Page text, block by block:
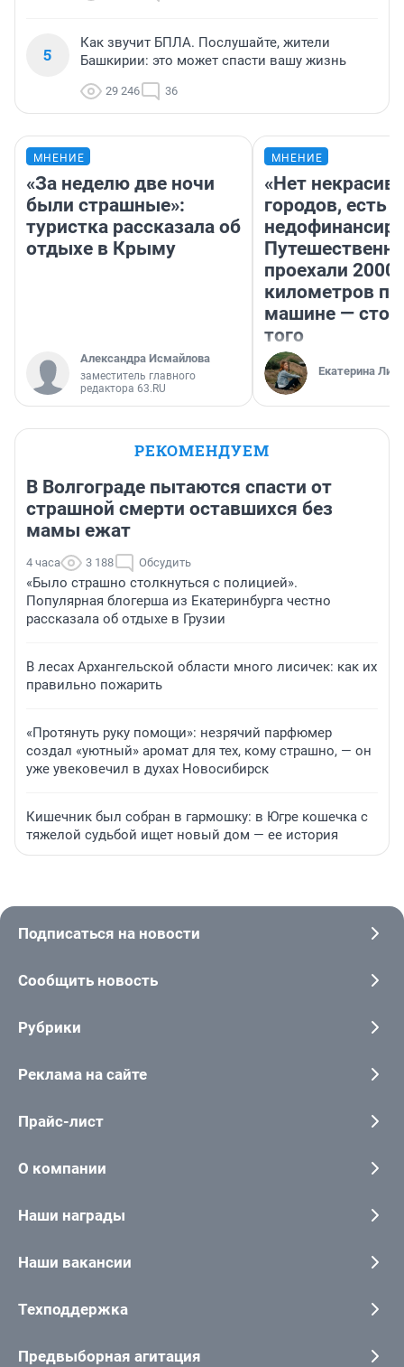
5
Как звучит БПЛА. Послушайте, жители
Башкирии: это может спасти вашу жизнь
29 246 36
МНЕНИЕ
«За неделю две ночи
были страшные»:
туристка рассказала об
отдыхе в Крыму
Александра Исмайлова
заместитель главного
редактора 63.RU
МНЕНИЕ
«Нет
городов, есть
проехали 2000
километров по
машине —
того
Екатерина
РЕКОМЕНДУЕМ
В Волгограде пытаются спасти от
страшной смерти оставшихся без
мамы ежат
4 часа 3 188 Обсудить
«Было страшно столкнуться с полицией».
Популярная блогерша из Екатеринбурга честно
рассказала об отдыхе в Грузии
В лесах Архангельской области много лисичек: как их
правильно пожарить
«Протянуть руку помощи»: незрячий парфюмер
создал «уютный» аромат для тех, кому страшно, — он
уже увековечил в духах Новосибирск
Кишечник был собран в гармошку: в Югре кошечка с
тяжелой судьбой ищет новый дом — ее история
Подписаться на новости
Сообщить новость
Рубрики
Реклама на сайте
Прайс-лист
О компании
Наши награды
Наши вакансии
Техподдержка
Предвыборная агитация